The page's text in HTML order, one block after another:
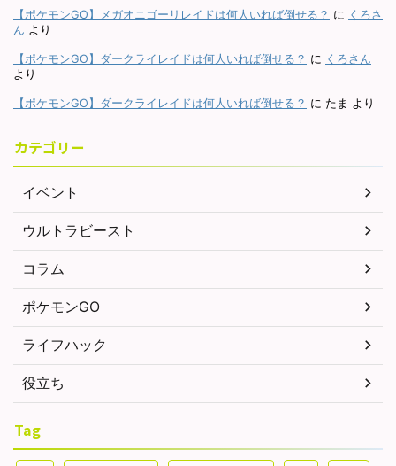
【ポケモンGO】メガオニゴーリレイドは何人いれば倒せる？ に くろさ
ん より
【ポケモンGO】ダークライレイドは何人いれば倒せる？ に くろさん
より
【ポケモンGO】ダークライレイドは何人いれば倒せる？ に たま より
カテゴリー
イベント
ウルトラビースト
コラム
ポケモンGO
ライフハック
役立ち
Tag